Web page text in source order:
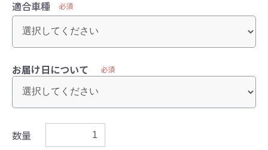
適合車種 必須
お届け日について 必須
数量